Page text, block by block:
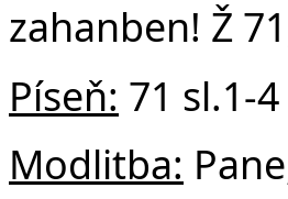
zahanben! Ž
Píseň: 71 sl.1-
Modlitba: